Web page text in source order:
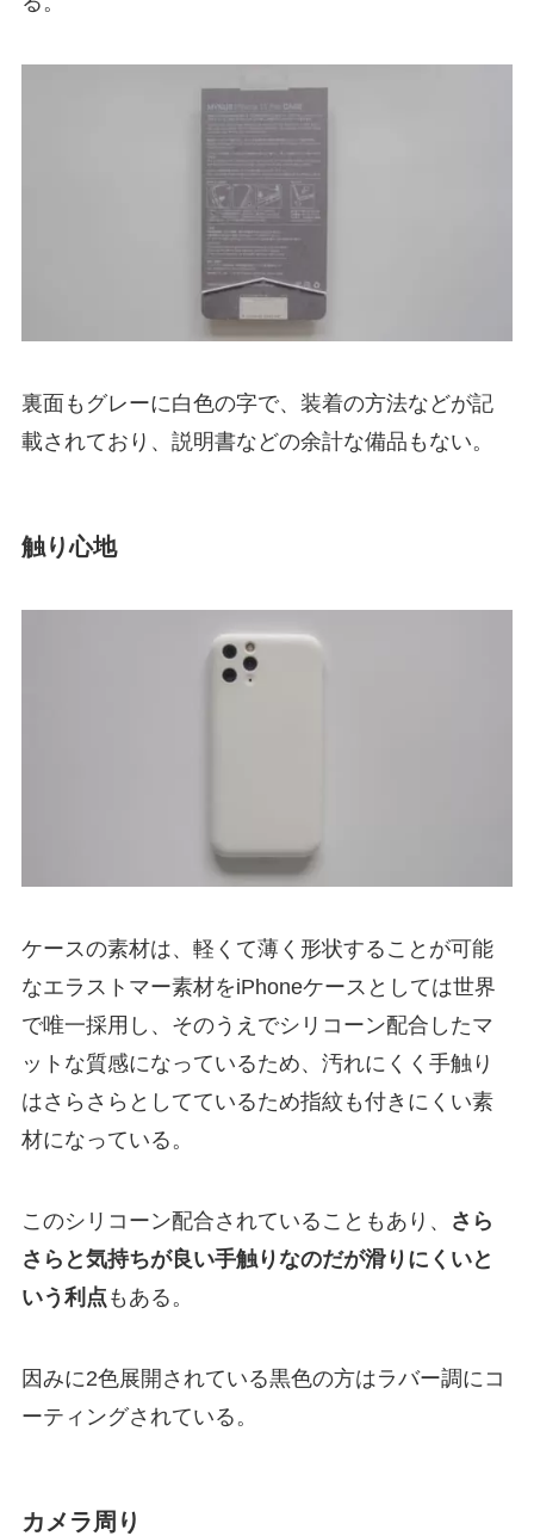
裏面もグレーに白色の字で、装着の方法などが記
載されており、説明書などの余計な備品もない。
触り心地
ケースの素材は、軽くて薄く形状することが可能
なエラストマー素材をiPhoneケースとしては世界
で唯一採用し、そのうえでシリコーン配合したマ
ットな質感になっているため、汚れにくく手触り
はさらさらとしてているため指紋も付きにくい素
材になっている。
このシリコーン配合されていることもあり、
さら
さらと気持ちが良い手触りなのだが滑りにくいと
いう利点 もある。
因みに2色展開されている黒色の方はラバー調にコ
ーティングされている。
カメラ周り